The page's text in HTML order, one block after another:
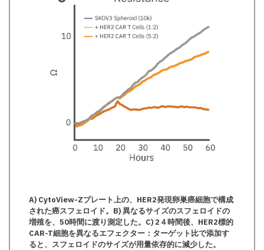
A) CytoView-Zプレート上の、HER2発現卵巣癌細胞で構成
された癌スフェロイド。B) 異なるサイズのスフェロイドの
増殖を、50時間に渡り測定した。C) 2４時間後、HER2標的
CAR-T細胞を異なるエフェクター：ターゲット比で添加す
ると、スフェロイドのサイズが用量依存的に減少した。